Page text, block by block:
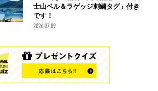
士山ベル＆ラゲッジ刺繍タグ」付き
です！
2026.07.09